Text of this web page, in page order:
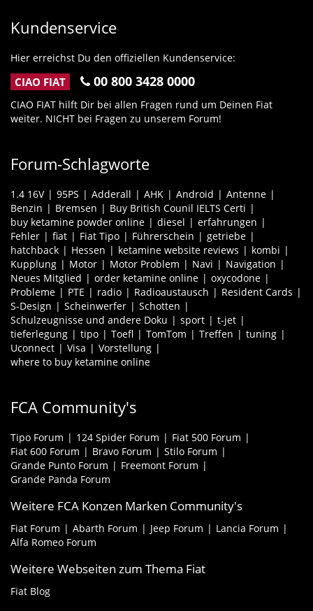
Kundenservice
Hier erreichst Du den offiziellen Kundenservice:
CIAO FIAT 00 800 3428 0000
CIAO FIAT hilft Dir bei allen Fragen rund um Deinen Fiat
weiter. NICHT bei Fragen zu unserem Forum!
Forum-Schlagworte
1.4 16V 95PS Adderall AHK Android
Antenne
Benzin
Bremsen
Buy British Counil IELTS Certi
buy ketamine powder online
diesel
erfahrungen
Fehler
fiat Fiat Tipo Führerschein
getriebe
hatchback
Hessen ketamine website reviews
kombi
Kupplung
Motor Motor Problem Navi
Navigation
Neues Mitglied
order ketamine online
oxycodone
Probleme
PTE radio Radioaustausch
Resident Cards
S-Design
Scheinwerfer
Schotten
Schulzeugnisse und andere Doku
sport
t-jet
tieferlegung
tipo Toefl TomTom Treffen
tuning
Uconnect
Visa
Vorstellung
where to buy ketamine online
FCA Community's
Tipo Forum 124 Spider Forum
Fiat 500 Forum
Fiat 600 Forum
Bravo Forum
Stilo Forum
Grande Punto Forum
Freemont Forum
Grande Panda Forum
Weitere FCA Konzen Marken Community's
Fiat Forum Abarth Forum Jeep Forum
Lancia Forum
Alfa Romeo Forum
Weitere Webseiten zum Thema Fiat
Fiat Blog